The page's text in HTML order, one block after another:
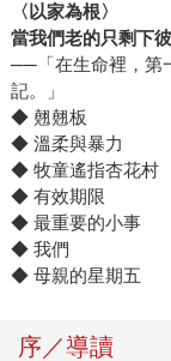
〈以家為根〉
當我們老的只剩下
──「在生命裡，第
記。」
◆ 翹翹板
◆ 溫柔與暴力
◆ 牧童遙指杏花村
◆ 有效期限
◆ 最重要的小事
◆ 我們
◆ 母親的星期五
序／導讀